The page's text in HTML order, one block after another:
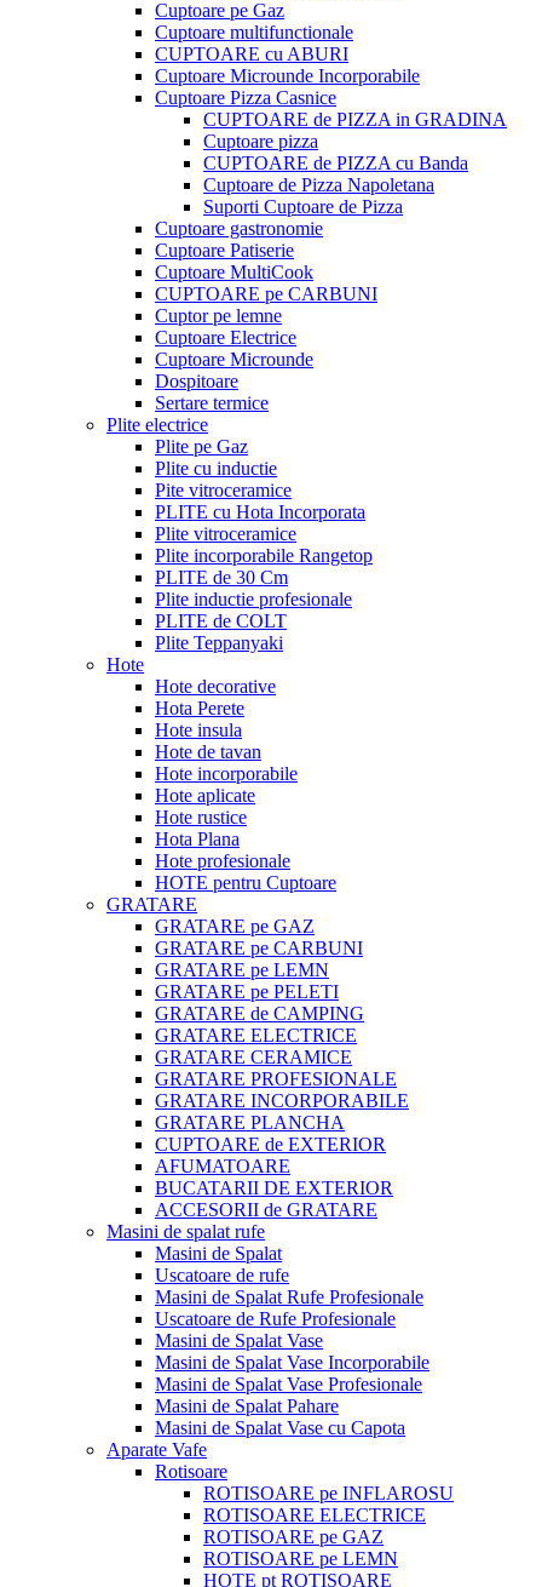
Cuptoare pe Gaz
Cuptoare multifunctionale
CUPTOARE cu ABURI
Cuptoare Microunde Incorporabile
Cuptoare Pizza Casnice
CUPTOARE de PIZZA in GRADINA
Cuptoare pizza
CUPTOARE de PIZZA cu Banda
Cuptoare de Pizza Napoletana
Suporti Cuptoare de Pizza
Cuptoare gastronomie
Cuptoare Patiserie
Cuptoare MultiCook
CUPTOARE pe CARBUNI
Cuptor pe lemne
Cuptoare Electrice
Cuptoare Microunde
Dospitoare
Sertare termice
Plite electrice
Plite pe Gaz
Plite cu inductie
Pite vitroceramice
PLITE cu Hota Incorporata
Plite vitroceramice
Plite incorporabile Rangetop
PLITE de 30 Cm
Plite inductie profesionale
PLITE de COLT
Plite Teppanyaki
Hote
Hote decorative
Hota Perete
Hote insula
Hote de tavan
Hote incorporabile
Hote aplicate
Hote rustice
Hota Plana
Hote profesionale
HOTE pentru Cuptoare
GRATARE
GRATARE pe GAZ
GRATARE pe CARBUNI
GRATARE pe LEMN
GRATARE pe PELETI
GRATARE de CAMPING
GRATARE ELECTRICE
GRATARE CERAMICE
GRATARE PROFESIONALE
GRATARE INCORPORABILE
GRATARE PLANCHA
CUPTOARE de EXTERIOR
AFUMATOARE
BUCATARII DE EXTERIOR
ACCESORII de GRATARE
Masini de spalat rufe
Masini de Spalat
Uscatoare de rufe
Masini de Spalat Rufe Profesionale
Uscatoare de Rufe Profesionale
Masini de Spalat Vase
Masini de Spalat Vase Incorporabile
Masini de Spalat Vase Profesionale
Masini de Spalat Pahare
Masini de Spalat Vase cu Capota
Aparate Vafe
Rotisoare
ROTISOARE pe INFLAROSU
ROTISOARE ELECTRICE
ROTISOARE pe GAZ
ROTISOARE pe LEMN
HOTE pt ROTISOARE